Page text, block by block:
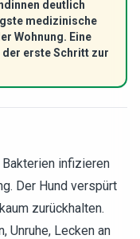
deutlich
medizinische
Wohnung. Eine
erste Schritt zur
infizieren
Der Hund verspürt
zurückhalten.
Unruhe, Lecken an